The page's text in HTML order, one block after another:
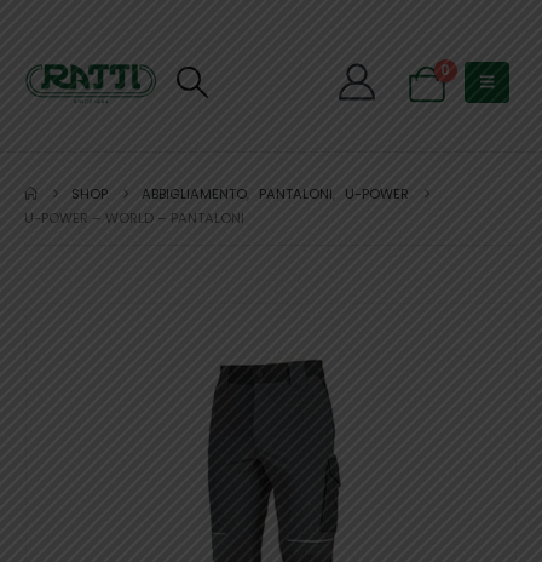
0
SHOP ABBIGLIAMENTO PANTALONI
U-POWER
U-POWER – WORLD – PANTALONI